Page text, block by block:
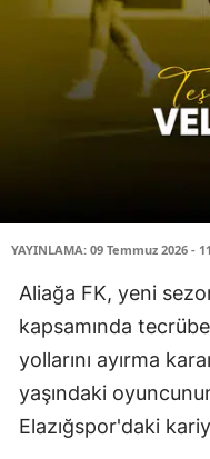
YAYINLAMA: 09 Temmuz 2026 -
Aliağa FK, yeni
kapsamında
yollarını ayırma
yaşındaki
Elazığspor'daki